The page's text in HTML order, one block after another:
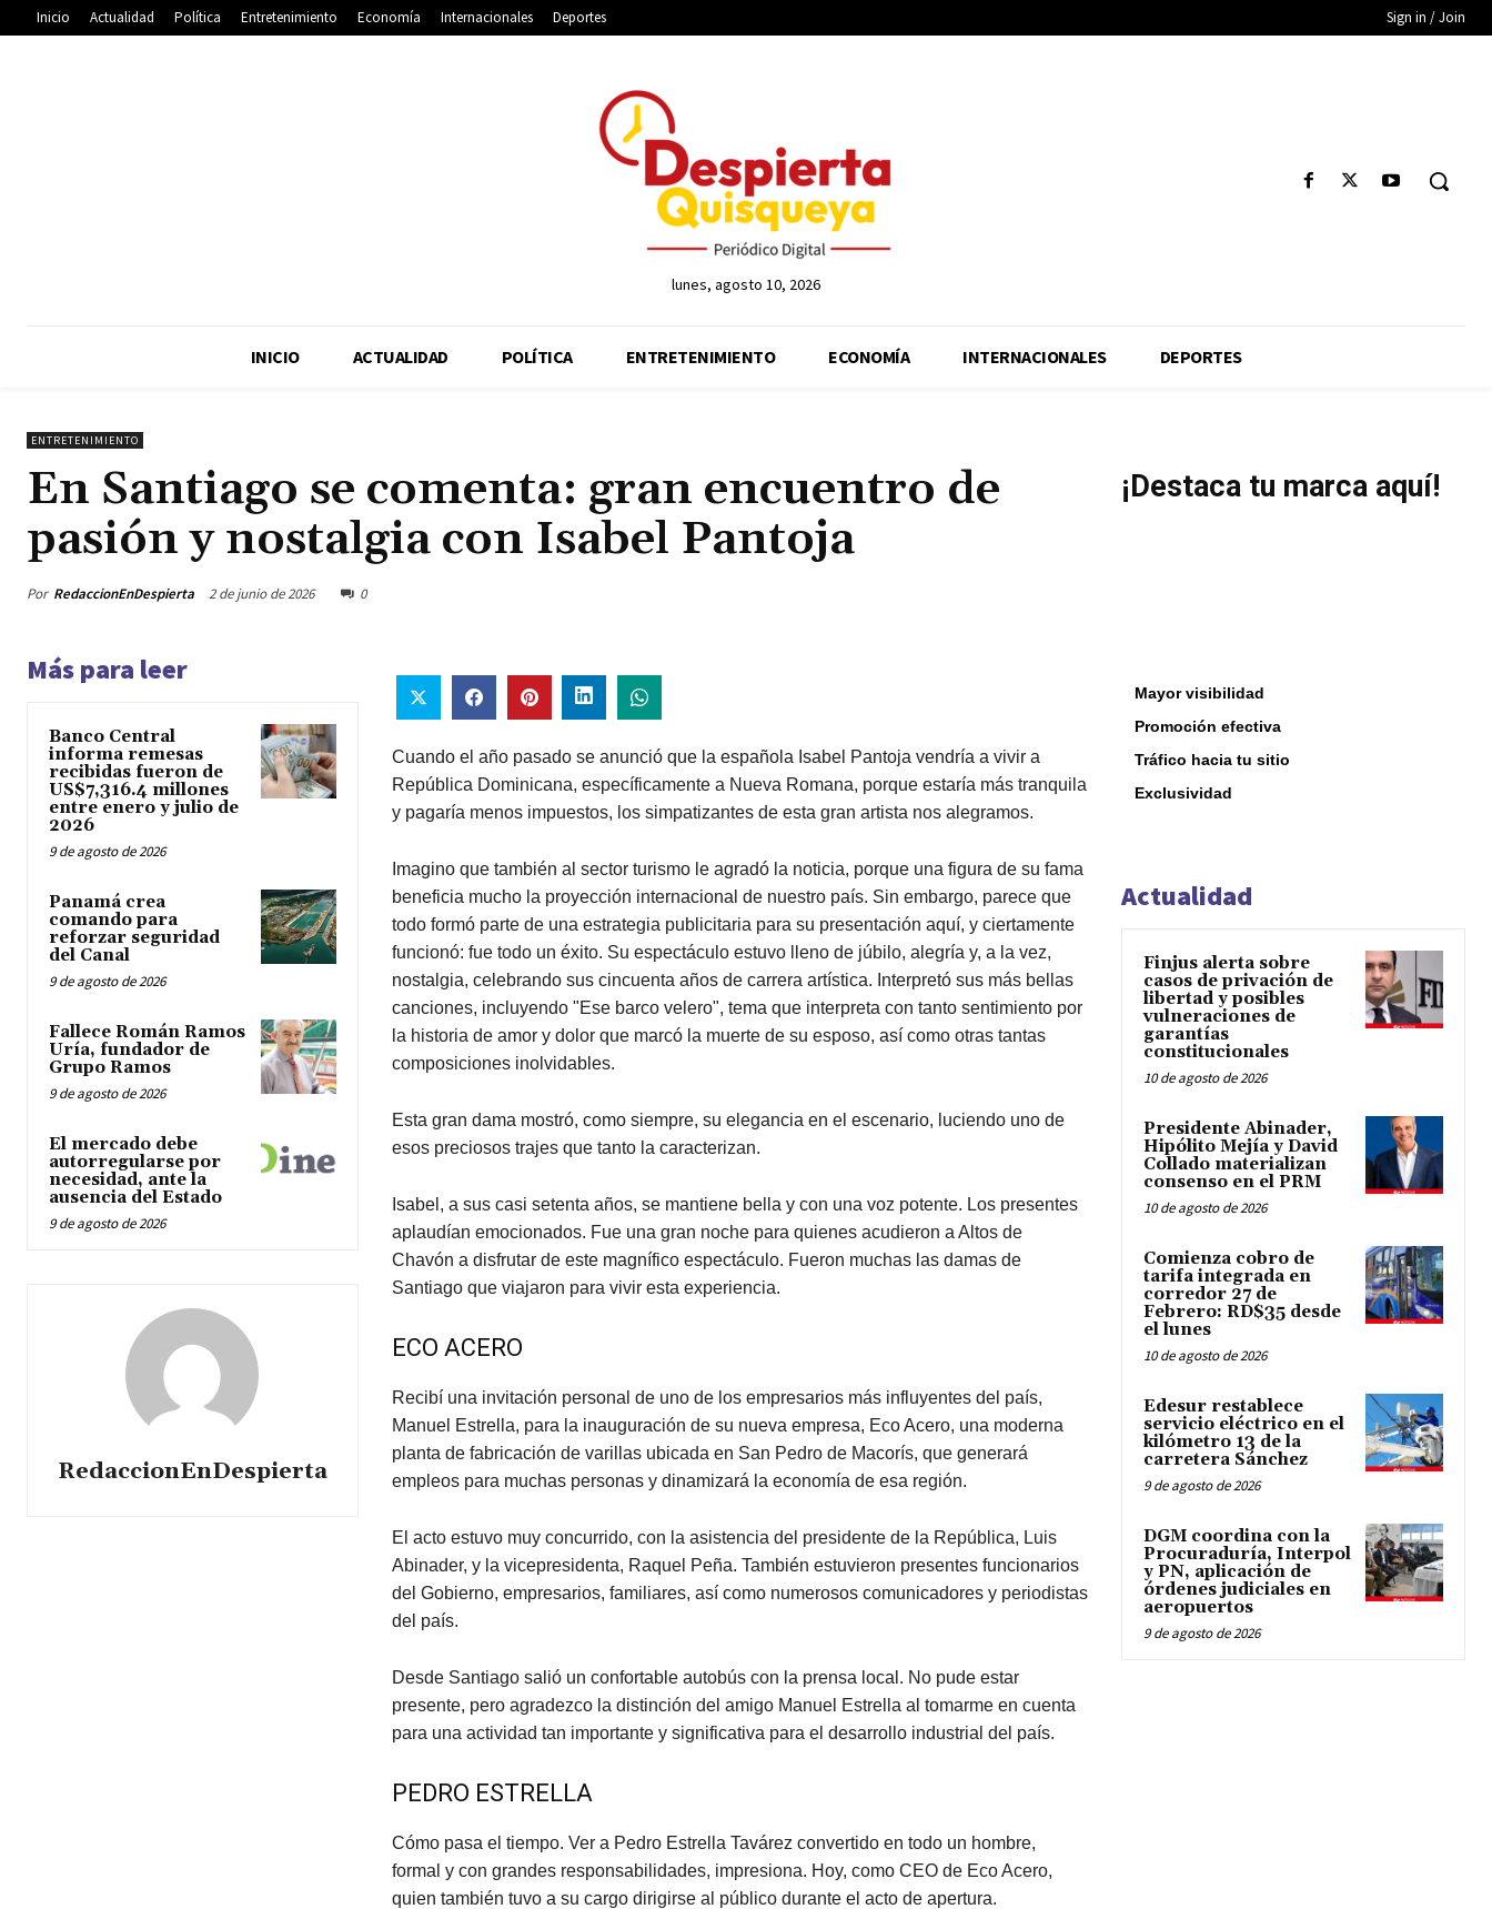
Inicio Actualidad Política Entretenimiento Economía Internacionales Deportes Sign in / Join
lunes, agosto 10, 2026
INICIO ACTUALIDAD POLÍTICA ENTRETENIMIENTO ECONOMÍA INTERNACIONALES DEPORTES
ENTRETENIMIENTO
En Santiago se comenta: gran encuentro de
pasión y nostalgia con Isabel Pantoja
Por RedaccionEnDespierta 2 de junio de 2026 0
Más para leer
Banco Central
informa remesas
recibidas fueron de
US$7,316.4 millones
entre enero y julio de
2026
9 de agosto de 2026
Panamá crea
comando para
reforzar seguridad
del Canal
9 de agosto de 2026
Fallece Román Ramos
Uría, fundador de
Grupo Ramos
9 de agosto de 2026
El mercado debe
autorregularse por
necesidad, ante la
ausencia del Estado
9 de agosto de 2026
RedaccionEnDespierta
Cuando el año pasado se anunció que la española Isabel Pantoja vendría a vivir a
República Dominicana, específicamente a Nueva Romana, porque estaría más tranquila
y pagaría menos impuestos, los simpatizantes de esta gran artista nos alegramos.
Imagino que también al sector turismo le agradó la noticia, porque una figura de su fama
beneficia mucho la proyección internacional de nuestro país. Sin embargo, parece que
todo formó parte de una estrategia publicitaria para su presentación aquí, y ciertamente
funcionó: fue todo un éxito. Su espectáculo estuvo lleno de júbilo, alegría y, a la vez,
nostalgia, celebrando sus cincuenta años de carrera artística. Interpretó sus más bellas
canciones, incluyendo "Ese barco velero", tema que interpreta con tanto sentimiento por
la historia de amor y dolor que marcó la muerte de su esposo, así como otras tantas
composiciones inolvidables.
Esta gran dama mostró, como siempre, su elegancia en el escenario, luciendo uno de
esos preciosos trajes que tanto la caracterizan.
Isabel, a sus casi setenta años, se mantiene bella y con una voz potente. Los presentes
aplaudían emocionados. Fue una gran noche para quienes acudieron a Altos de
Chavón a disfrutar de este magnífico espectáculo. Fueron muchas las damas de
Santiago que viajaron para vivir esta experiencia.
ECO ACERO
Recibí una invitación personal de uno de los empresarios más influyentes del país,
Manuel Estrella, para la inauguración de su nueva empresa, Eco Acero, una moderna
planta de fabricación de varillas ubicada en San Pedro de Macorís, que generará
empleos para muchas personas y dinamizará la economía de esa región.
El acto estuvo muy concurrido, con la asistencia del presidente de la República, Luis
Abinader, y la vicepresidenta, Raquel Peña. También estuvieron presentes funcionarios
del Gobierno, empresarios, familiares, así como numerosos comunicadores y periodistas
del país.
Desde Santiago salió un confortable autobús con la prensa local. No pude estar
presente, pero agradezco la distinción del amigo Manuel Estrella al tomarme en cuenta
para una actividad tan importante y significativa para el desarrollo industrial del país.
PEDRO ESTRELLA
Cómo pasa el tiempo. Ver a Pedro Estrella Tavárez convertido en todo un hombre,
formal y con grandes responsabilidades, impresiona. Hoy, como CEO de Eco Acero,
quien también tuvo a su cargo dirigirse al público durante el acto de apertura.
¡Destaca tu marca aquí!
Mayor visibilidad
Promoción efectiva
Tráfico hacia tu sitio
Exclusividad
Actualidad
Finjus alerta sobre
casos de privación de
libertad y posibles
vulneraciones de
garantías
constitucionales
10 de agosto de 2026
Presidente Abinader,
Hipólito Mejía y David
Collado materializan
consenso en el PRM
10 de agosto de 2026
Comienza cobro de
tarifa integrada en
corredor 27 de
Febrero: RD$35 desde
el lunes
10 de agosto de 2026
Edesur restablece
servicio eléctrico en el
kilómetro 13 de la
carretera Sánchez
9 de agosto de 2026
DGM coordina con la
Procuraduría, Interpol
y PN, aplicación de
órdenes judiciales en
aeropuertos
9 de agosto de 2026